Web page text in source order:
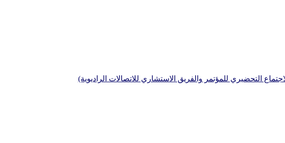
التحضيري للمؤتمر والفريق الاستشاري للاتصالات الراديوية)